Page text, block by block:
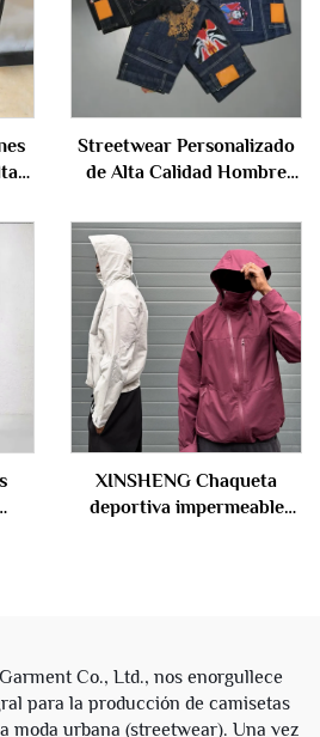
Streetwear Personalizado
de Alta Calidad Hombre
Bolsa Holgada Talla Grande
Hombres Pantalones
Acampanados Bordados
Pantalones Vaqueros para
Hombre
XINSHENG Chaqueta
deportiva impermeable
Co., Ltd., nos enorgullece
para la producción de camisetas
moda urbana (streetwear). Una vez